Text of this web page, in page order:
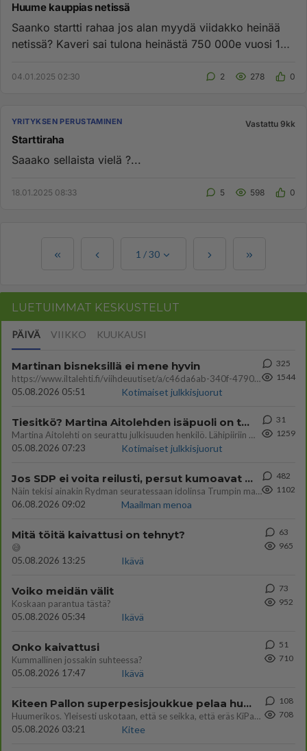
Huume kauppias netissä
Saanko startti rahaa jos alan myydä viidakko heinää
netissä? Kaveri sai tulona heinästä 750 000e vuosi 12
04.01.2025 02:30 2 278 0
YRITYKSEN PERUSTAMINEN Vastattu 9kk
Starttiraha
Saaako sellaista vielä ?...
18.01.2025 08:33 5 598 0
1 /30
LUETUIMMAT KESKUSTELUT
PÄIVÄ VIIKKO KUUKAUSI
Martinan bisneksillä ei mene hyvin
https://www.iltalehti.fi/viihdeuutiset/a/c46da6ab-340f-4790-aaa7-0865eed2336 Yrityksen konkurssihakemus on tullut kärä
05.08.2026 05:51
Kotimaiset julkkisjuorut
325
1544
Tiesitkö? Martina Aitolehden isäpuoli on tämä suosittu laulaja
Martina Aitolehti on seurattu julkisuuden henkilö. Lähipiiriin mahtuu muitakin tunnettuja henkilöitä. Tiesitkö, että Ma
05.08.2026 07:23
Kotimaiset julkkisjuorut
31
1259
Jos SDP ei voita reilusti, persut kumoavat demokratian Suomesta
Näin tekisi ainakin Rydman seuratessaan idolinsa Trumpin mallia https://www.is.fi/politiikka/art-2000012187244.html
06.08.2026 09:02
Maailman menoa
482
1102
Mitä töitä kaivattusi on tehnyt?
😅
05.08.2026 13:25
Ikävä
63
965
Voiko meidän välit
Koskaan parantua tästä?
05.08.2026 05:34
Ikävä
73
952
Onko kaivattusi
Kummallinen jossakin suhteessa?
05.08.2026 17:47
Ikävä
51
710
Kiteen Pallon superpesisjoukkue pelaa huumeiden vaikutuksen alaisena
Huumerikos. Yleisesti uskotaan, että se seikka, että eräs KiPan pelaaja kärähtää huumeista, on vain jäävuoren huippu. M
05.08.2026 03:21
Kitee
108
708